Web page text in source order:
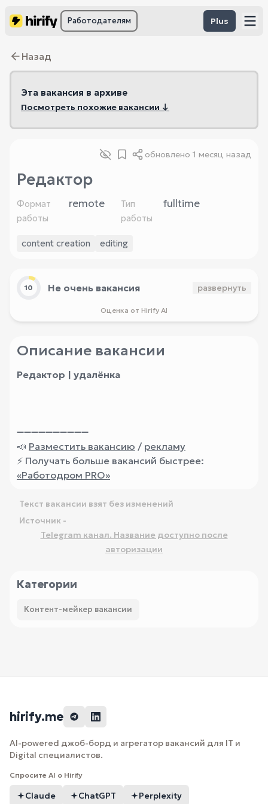
Работодателям Plus
Назад
Эта вакансия в архиве
Посмотреть похожие вакансии ↓
обновлено 1 месяц назад
Редактор
Формат
работы
remote
Тип
работы
fulltime
content creation editing
10 Не очень вакансия развернуть
Оценка от Hirify AI
Описание вакансии
Редактор | удалёнка
➖➖➖➖➖➖➖➖➖➖
📣 Разместить вакансию / рекламу
⚡️ Получать больше вакансий быстрее:
«Работодром PRO»
Текст вакансии взят без изменений
Источник -
Telegram канал. Название доступно после
авторизации
Категории
Контент-мейкер вакансии
hirify.me
AI-powered джоб-борд и агрегатор вакансий для IT и
Digital специалистов.
Спросите AI о Hirify
Claude ChatGPT Perplexity